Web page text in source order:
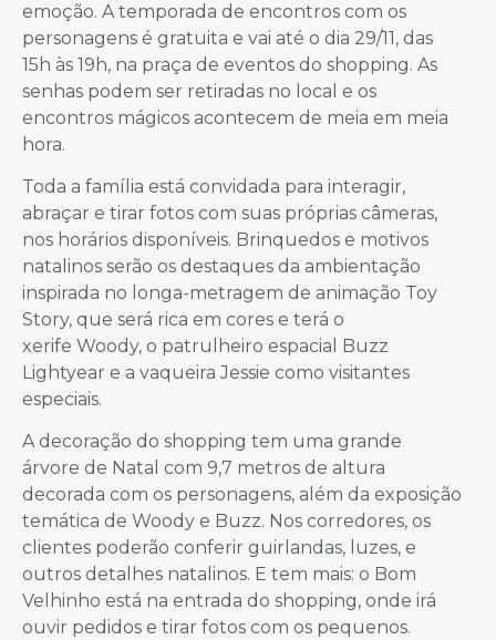
emoção. A temporada de encontros com os
personagens é gratuita e vai até o dia 29/11, das
15h às 19h, na praça de eventos do shopping. As
senhas podem ser retiradas no local e os
encontros mágicos acontecem de meia em meia
hora.
Toda a família está convidada para interagir,
abraçar e tirar fotos com suas próprias câmeras,
nos horários disponíveis. Brinquedos e motivos
natalinos serão os destaques da ambientação
inspirada no longa-metragem de animação Toy
Story, que será rica em cores e terá o
xerife Woody, o patrulheiro espacial Buzz
Lightyear e a vaqueira Jessie como visitantes
especiais.
A decoração do shopping tem uma grande
árvore de Natal com 9,7 metros de altura
decorada com os personagens, além da exposição
temática de Woody e Buzz. Nos corredores, os
clientes poderão conferir guirlandas, luzes, e
outros detalhes natalinos. E tem mais: o Bom
Velhinho está na entrada do shopping, onde irá
ouvir pedidos e tirar fotos com os pequenos.